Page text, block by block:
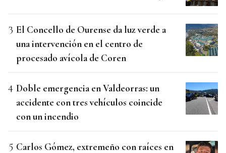
El Concello de Ourense da luz verde a
una intervención en el centro de
procesado avícola de Coren
Doble emergencia en Valdeorras: un
accidente con tres vehículos coincide
con un incendio
Carlos Gómez, extremeño con raíces en